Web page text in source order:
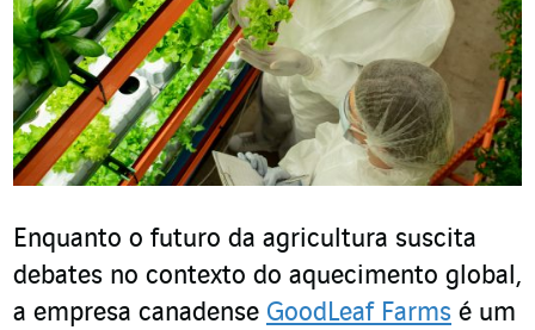
Enquanto o futuro da agricultura suscita
debates no contexto do aquecimento global,
a empresa canadense GoodLeaf Farms é um